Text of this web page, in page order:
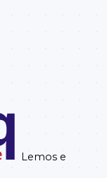
Lemos e